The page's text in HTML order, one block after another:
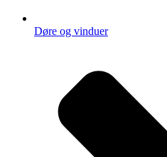
Døre og vinduer